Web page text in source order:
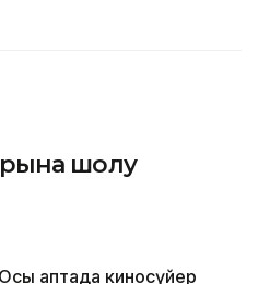
шолу
аптада киносүйер